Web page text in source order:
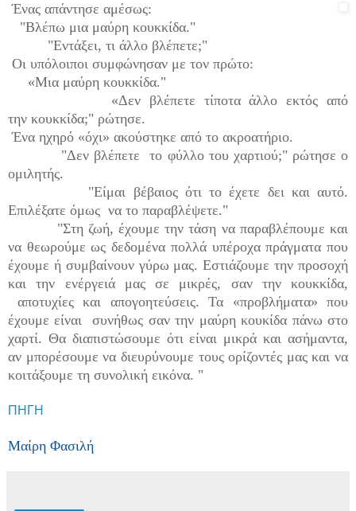
Ένας απάντησε αμέσως:
"Βλέπω μια μαύρη κουκκίδα."
"Εντάξει, τι άλλο βλέπετε;"
Οι υπόλοιποι συμφώνησαν με τον πρώτο:
«Μια μαύρη κουκκίδα."
«Δεν βλέπετε τίποτα άλλο εκτός από
την κουκκίδα;" ρώτησε.
Ένα ηχηρό «όχι» ακούστηκε από το ακροατήριο.
"Δεν βλέπετε το φύλλο του χαρτιού;" ρώτησε ο
ομιλητής.
"Είμαι βέβαιος ότι το έχετε δει και αυτό.
Επιλέξατε όμως να το παραβλέψετε."
"Στη ζωή, έχουμε την τάση να παραβλέπουμε και
να θεωρούμε ως δεδομένα πολλά υπέροχα πράγματα που
έχουμε ή συμβαίνουν γύρω μας. Εστιάζουμε την προσοχή
και την ενέργειά μας σε μικρές, σαν την κουκκίδα,
αποτυχίες και απογοητεύσεις. Τα «προβλήματα» που
έχουμε είναι συνήθως σαν την μαύρη κουκίδα πάνω στο
χαρτί. Θα διαπιστώσουμε ότι είναι μικρά και ασήμαντα,
αν μπορέσουμε να διευρύνουμε τους ορίζοντές μας και να
κοιτάξουμε τη συνολική εικόνα. "
ΠΗΓΗ
Μαίρη Φασιλή